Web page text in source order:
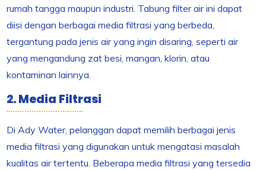
rumah tangga maupun industri. Tabung filter air ini dapat
diisi dengan berbagai media filtrasi yang berbeda,
tergantung pada jenis air yang ingin disaring, seperti air
yang mengandung zat besi, mangan, klorin, atau
kontaminan lainnya.
2. Media Filtrasi
Di Ady Water, pelanggan dapat memilih berbagai jenis
media filtrasi yang digunakan untuk mengatasi masalah
kualitas air tertentu. Beberapa media filtrasi yang tersedia